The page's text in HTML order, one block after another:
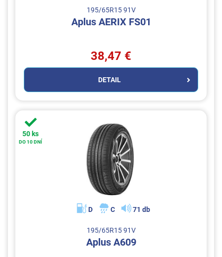
195/65R15 91V
Aplus AERIX FS01
38,47 €
DETAIL
50 ks
DO 10 DNÍ
D C 71 db
195/65R15 91V
Aplus A609